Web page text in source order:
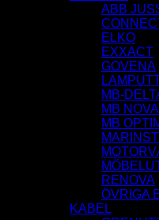
ABB
ELKO
EXXACT
GOVENA
MB-
MB NOVA
MB
RENOVA
ÖVRIGA
KABEL